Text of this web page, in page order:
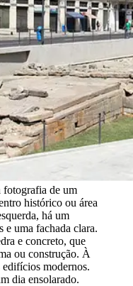
fotografia de um
histórico ou área
há um
e uma fachada clara.
e concreto, que
ou construção. À
edifícios modernos.
dia ensolarado.